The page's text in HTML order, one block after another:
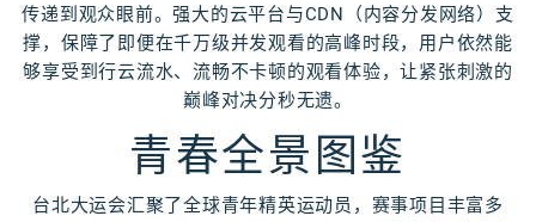
传递到观众眼前。强大的云平台与CDN（内容分发网络）支
撑，保障了即便在千万级并发观看的高峰时段，用户依然能
够享受到行云流水、流畅不卡顿的观看体验，让紧张刺激的
巅峰对决分秒无遗。
青春全景图鉴
台北大运会汇聚了全球青年精英运动员，赛事项目丰富多